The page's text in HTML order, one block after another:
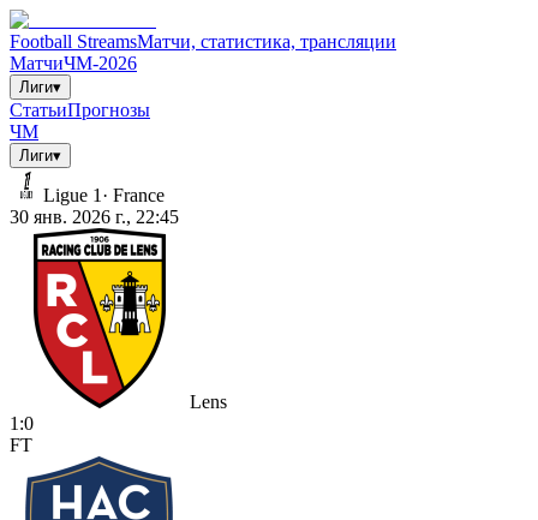
Football StreamsМатчи, статистика, трансляции
МатчиЧМ-2026
Лиги▾
СтатьиПрогнозы
ЧМ
Лиги▾
Ligue 1 · France
30 янв. 2026 г., 22:45
Lens
1 :0
FT